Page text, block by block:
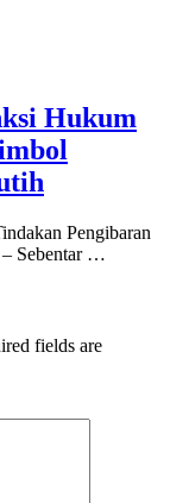
Hukum
Pengibaran
– Sebentar …
fields are